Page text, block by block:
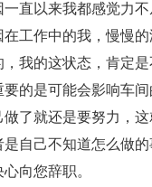
直以来我都感觉力
工作中的我，慢慢
我的这状态，肯定
的是可能会影响车
了就还是要努力，
自己不知道怎么做
向您辞职。